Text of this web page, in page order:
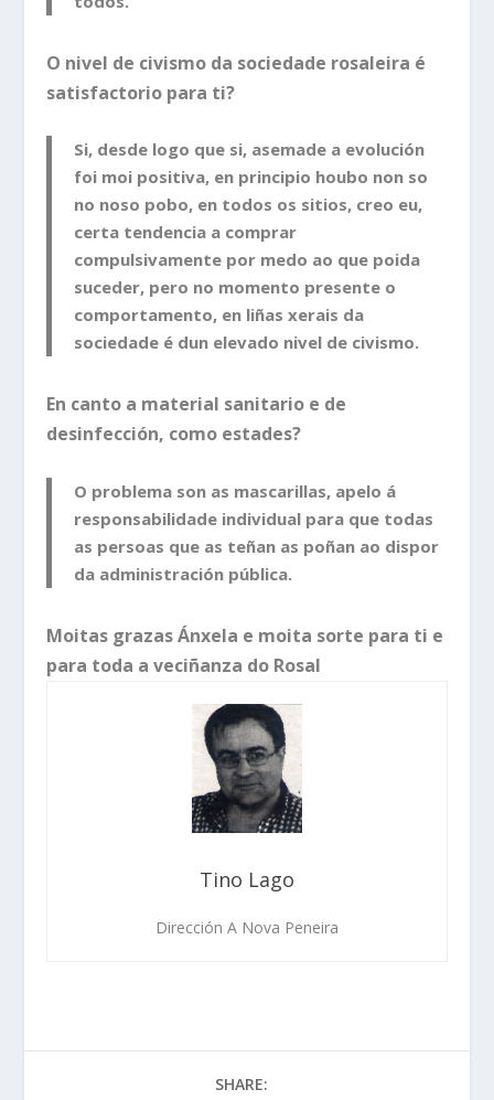
O nivel de civismo da sociedade rosaleira é
satisfactorio para ti?
Si, desde logo que si, asemade a evolución
foi moi positiva, en principio houbo non so
no noso pobo, en todos os sitios, creo eu,
certa tendencia a comprar
compulsivamente por medo ao que poida
suceder, pero no momento presente o
comportamento, en liñas xerais da
sociedade é dun elevado nivel de civismo.
En canto a material sanitario e de
desinfección, como estades?
O problema son as mascarillas, apelo á
responsabilidade individual para que todas
as persoas que as teñan as poñan ao dispor
da administración pública.
Moitas grazas Ánxela e moita sorte para ti e
para toda a veciñanza do Rosal
Tino Lago
Dirección A Nova Peneira
SHARE: